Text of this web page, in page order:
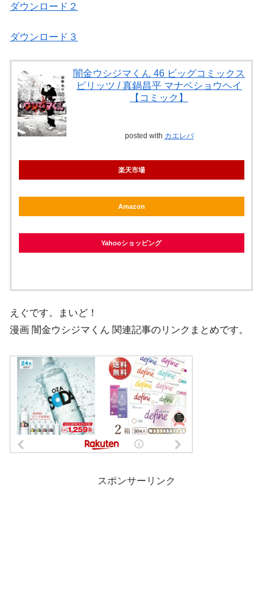
ダウンロード２
ダウンロード３
闇金ウシジマくん 46 ビッグコミックス
ピリッツ / 真鍋昌平 マナベショウヘイ
【コミック】
posted with カエレバ
楽天市場
Amazon
Yahooショッピング
えぐです。まいど！
漫画 闇金ウシジマくん 関連記事のリンクまとめです。
スポンサーリンク